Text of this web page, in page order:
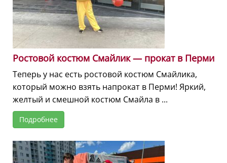
Ростовой костюм Смайлик — прокат в Перми
Теперь у нас есть ростовой костюм Смайлика,
который можно взять напрокат в Перми! Яркий,
желтый и смешной костюм Смайла в ...
Подробнее